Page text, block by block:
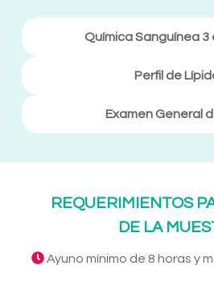
Química Sanguínea
Perfil de
Examen General
REQUERIMIENTOS
DE LA
Ayuno mínimo de 8 horas y